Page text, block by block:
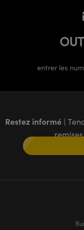
entrer les
Restez informé |